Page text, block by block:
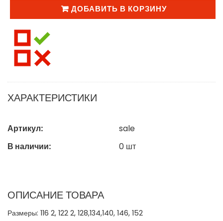
ДОБАВИТЬ В КОРЗИНУ
ХАРАКТЕРИСТИКИ
Артикул:
sale
В наличии:
0 шт
ОПИСАНИЕ ТОВАРА
Размеры: 116 2, 122 2, 128,134,140, 146, 152